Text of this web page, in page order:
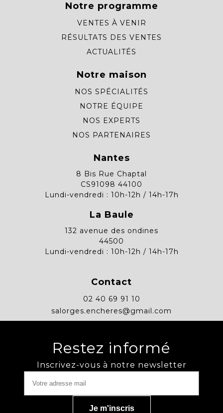
Notre programme
VENTES À VENIR
RÉSULTATS DES VENTES
ACTUALITÉS
Notre maison
NOS SPÉCIALITÉS
NOTRE ÉQUIPE
NOS EXPERTS
NOS PARTENAIRES
Nantes
8 Bis Rue Chaptal
CS91098 44100
Lundi-vendredi : 10h-12h / 14h-17h
La Baule
132 avenue des ondines
44500
Lundi-vendredi : 10h-12h / 14h-17h
Contact
02 40 69 91 10
salorges.encheres@gmail.com
Restez informé
Inscrivez-vous à notre newsletter